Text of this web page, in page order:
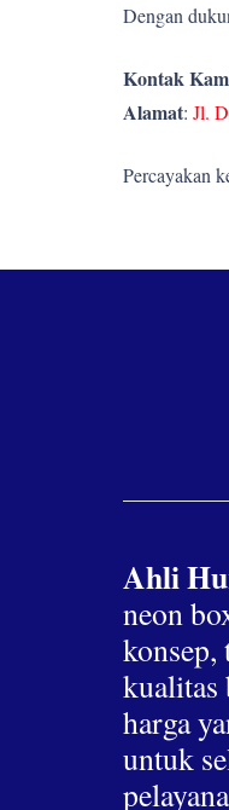
Dengan
Kontak
Alamat: Jl.
Percayakan
Ahli
neon
kualitas
harga
untuk